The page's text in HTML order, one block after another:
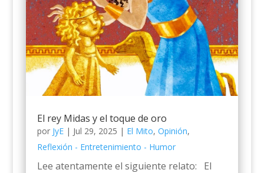
El rey Midas y el toque de oro
por JyE| Jul 29, 2025 | El Mito, Opinión,
Reflexión - Entretenimiento - Humor
Lee atentamente el siguiente relato: El